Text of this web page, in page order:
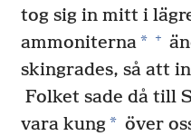
tog sig in mitt i
ammoniterna* +
skingrades, så att
Folket sade då till
vara kung* över